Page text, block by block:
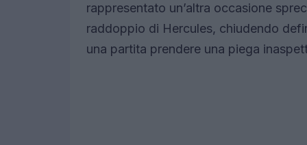
rappresentato un’altra occasione
raddoppio di Hercules, chiudendo
una partita prendere una piega